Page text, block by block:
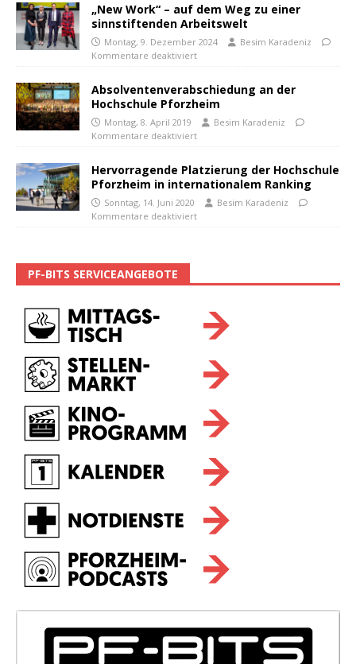
„New Work“ – auf dem Weg zu einer
sinnstiftenden Arbeitswelt
Montag, 9. Dezember 2024
Besim Karadeniz
Kommentare deaktiviert
Absolventenverabschiedung an der
Hochschule Pforzheim
Montag, 8. April 2019
Besim Karadeniz
Kommentare deaktiviert
Hervorragende Platzierung der Hochschule
Pforzheim in internationalem Ranking
Sonntag, 14. Juni 2020
Besim Karadeniz
Kommentare deaktiviert
PF-BITS SERVICEANGEBOTE